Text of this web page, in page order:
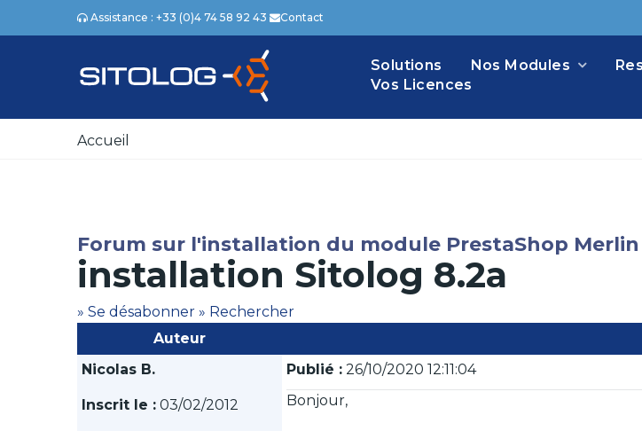
Assistance : +33 (0)4 74 58 92 43 Contact
Solutions Nos Modules
Vos Licences
Accueil
Forum sur l'installation du module PrestaShop
installation Sitolog 8.2a
» Se désabonner » Rechercher
Auteur
Nicolas B.
Inscrit le : 03/02/2012
Publié : 26/10/2020 12:11:04
Bonjour,